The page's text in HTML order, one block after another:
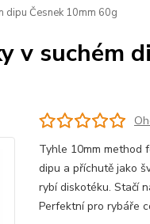
dipu Česnek 10mm 60g
v suchém
Tyhle 10mm method
dipu a příchutě jako
rybí diskotéku. Stačí
Perfektní pro rybáře